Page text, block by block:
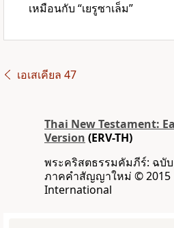
เหมือนกับ “เยรูซาเล็ม”
เอเสเคียล 47
Thai New Testament:
Version (ERV-TH)
พระคริสตธรรมคัมภีร์: ฉบับ
ภาคคำสัญญาใหม่ © 2015
International